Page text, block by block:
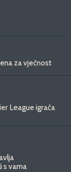
za vječnost
League igrača
s vama